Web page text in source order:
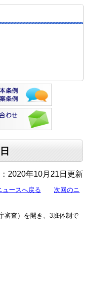
2020年10月21日更新
ュースへ戻る
次回のニ
審査）を開き、3班体制で